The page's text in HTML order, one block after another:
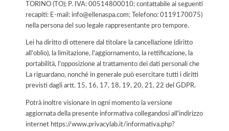
TORINO (TO); P. IVA: 00514800010; contattabile ai seguenti
recapiti: E-mail: info@ellenaspa.com; Telefono: 0119170075)
nella persona del suo legale rappresentante pro tempore.
Lei ha diritto di ottenere dal titolare la cancellazione (diritto
all'oblio), la limitazione, l'aggiornamento, la rettificazione, la
portabilità, l'opposizione al trattamento dei dati personali che
La riguardano, nonché in generale può esercitare tutti i diritti
previsti dagli artt. 15, 16, 17, 18, 19, 20, 21, 22 del GDPR.
Potrà inoltre visionare in ogni momento la versione
aggiornata della presente informativa collegandosi all'indirizzo
internet https://www.privacylab.it/informativa.php?